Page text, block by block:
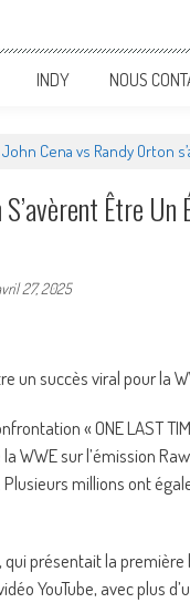
INDY NOUS
Cena vs Randy Orton
Être
27, 2025
un succès viral pour la
« ONE LAST
WWE sur l’émission
Plusieurs millions ont
présentait la
YouTube, avec plus